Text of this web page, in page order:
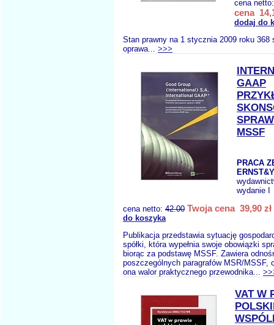
cena
cena
dodaj do
Stan prawny na 1 stycznia 2009 roku 368
oprawa... >>>
GAAP
MSSF
PRACA
wydanie I
cena netto: 42.00 Twoja cena 39,90 zł
do koszyka
Publikacja przedstawia sytuację
spółki, która wypełnia swoje obowiązki
biorąc za podstawę MSSF. Zawiera
poszczególnych paragrafów MSR/MSSF,
ona walor praktycznego przewodnika...
VAT W